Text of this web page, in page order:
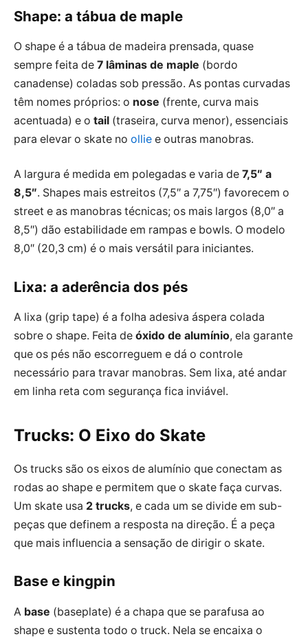
Shape: a tábua de maple
O shape é a tábua de madeira prensada, quase
sempre feita de 7 lâminas de maple (bordo
canadense) coladas sob pressão. As pontas curvadas
têm nomes próprios: o nose (frente, curva mais
acentuada) e o tail (traseira, curva menor), essenciais
para elevar o skate no ollie e outras manobras.
A largura é medida em polegadas e varia de 7,5″ a
8,5″. Shapes mais estreitos (7,5″ a 7,75″) favorecem o
street e as manobras técnicas; os mais largos (8,0″ a
8,5″) dão estabilidade em rampas e bowls. O modelo
8,0″ (20,3 cm) é o mais versátil para iniciantes.
Lixa: a aderência dos pés
A lixa (grip tape) é a folha adesiva áspera colada
sobre o shape. Feita de óxido de alumínio, ela garante
que os pés não escorreguem e dá o controle
necessário para travar manobras. Sem lixa, até andar
em linha reta com segurança fica inviável.
Trucks: O Eixo do Skate
Os trucks são os eixos de alumínio que conectam as
rodas ao shape e permitem que o skate faça curvas.
Um skate usa 2 trucks, e cada um se divide em sub-
peças que definem a resposta na direção. É a peça
que mais influencia a sensação de dirigir o skate.
Base e kingpin
A base (baseplate) é a chapa que se parafusa ao
shape e sustenta todo o truck. Nela se encaixa o